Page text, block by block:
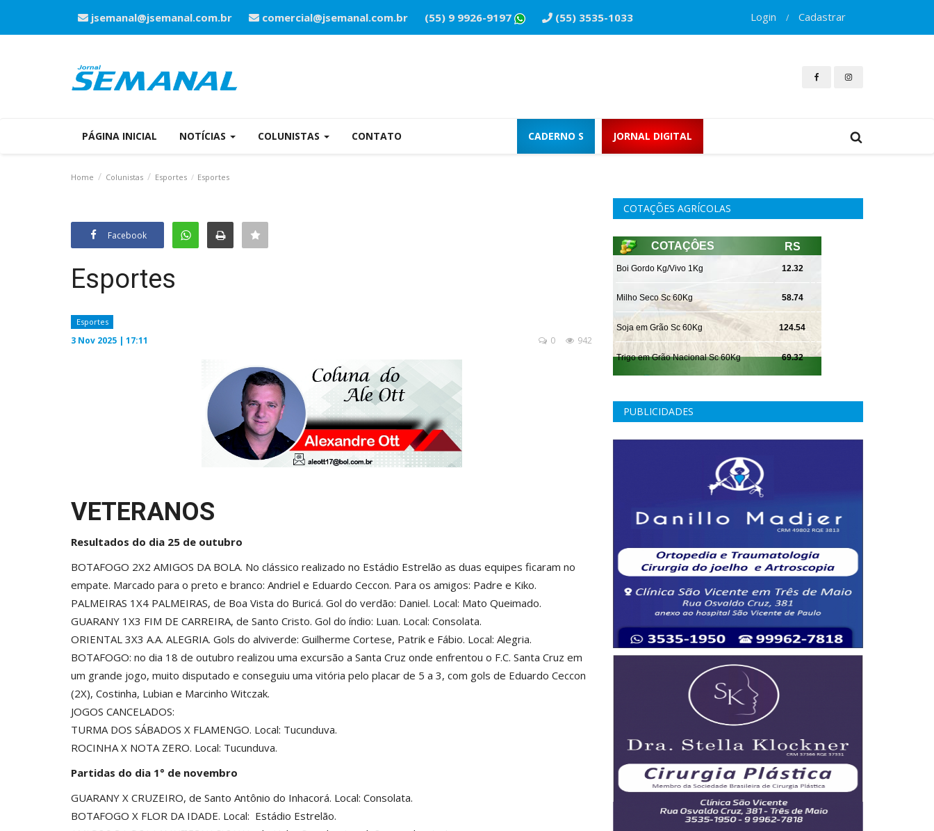
jsemanal@jsemanal.com.br comercial@jsemanal.com.br (55) 9 9926-9197 (55) 3535-1033 Login / Cadastrar
PÁGINA INICIAL NOTÍCIAS COLUNISTAS CONTATO CADERNO S JORNAL DIGITAL
Home Colunistas Esportes Esportes
Facebook
Esportes
Esportes
3 Nov 2025 | 17:11 942
0
VETERANOS
Resultados do dia 25 de outubro
BOTAFOGO 2X2 AMIGOS DA BOLA. No clássico realizado no Estádio Estrelão as duas equipes ficaram no
empate. Marcado para o preto e branco: Andriel e Eduardo Ceccon. Para os amigos: Padre e Kiko.
PALMEIRAS 1X4 PALMEIRAS, de Boa Vista do Buricá. Gol do verdão: Daniel. Local: Mato Queimado.
GUARANY 1X3 FIM DE CARREIRA, de Santo Cristo. Gol do índio: Luan. Local: Consolata.
ORIENTAL 3X3 A.A. ALEGRIA. Gols do alviverde: Guilherme Cortese, Patrik e Fábio. Local: Alegria.
BOTAFOGO: no dia 18 de outubro realizou uma excursão a Santa Cruz onde enfrentou o F.C. Santa Cruz em
um grande jogo, muito disputado e conseguiu uma vitória pelo placar de 5 a 3, com gols de Eduardo Ceccon
(2X), Costinha, Lubian e Marcinho Witczak.
JOGOS CANCELADOS:
TURMA DOS SÁBADOS X FLAMENGO. Local: Tucunduva.
ROCINHA X NOTA ZERO. Local: Tucunduva.
Partidas do dia 1° de novembro
GUARANY X CRUZEIRO, de Santo Antônio do Inhacorá. Local: Consolata.
BOTAFOGO X FLOR DA IDADE. Local: Estádio Estrelão.
COTAÇÕES AGRÍCOLAS
PUBLICIDADES